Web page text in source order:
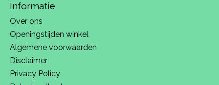
Informatie
Over ons
Openingstijden winkel
Algemene voorwaarden
Disclaimer
Privacy Policy